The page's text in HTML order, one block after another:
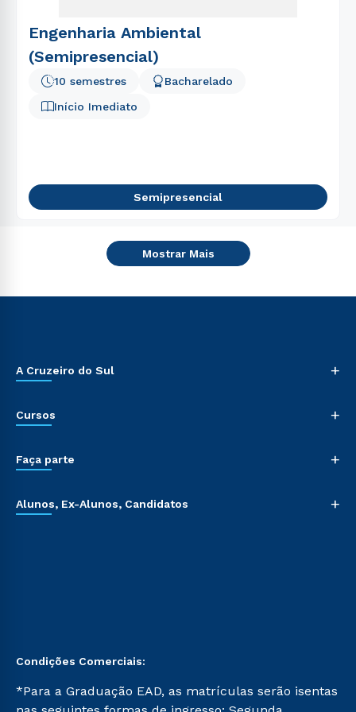
Engenharia Ambiental
(Semipresencial)
10 semestres
Bacharelado
Início Imediato
Semipresencial
Mostrar Mais
A Cruzeiro do Sul +
Cursos +
Faça parte +
Alunos, Ex-Alunos, Candidatos +
Condições Comerciais:
*Para a Graduação EAD, as matrículas serão isentas